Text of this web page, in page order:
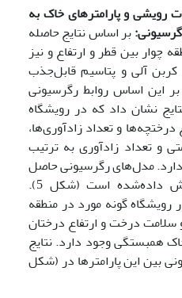
رویشی و پارامترهای خاک به
بر اساس نتایج حاصله
چوار بین قطر و ارتفاع و نیز
کربن آلی و پتاسیم قابل‌جذب
این اساس روابط رگرسیونی
نشان داد که در رویشگاه
درختچه‌ها و تعداد زادآوری‌ها،
و تعداد زادآوری به ترتیب
مدل‌های رگرسیونی حاصل
از ارتباط این پارامترها نمایش داده‌شده است (شکل 5).
رویشگاه گونه مورد در منطقه
و سلامت درخت و ارتفاع درختان
همبستگی وجود دارد. نتایج
بین این پارامترها در (شکل